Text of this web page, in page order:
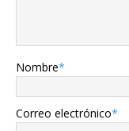
Nombre*
Correo electrónico*